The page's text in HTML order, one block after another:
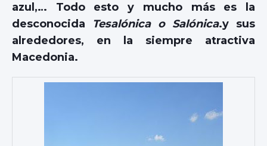
azul,… Todo esto y mucho más es la
desconocida Tesalónica o Salónica.y sus
alrededores, en la siempre atractiva
Macedonia.